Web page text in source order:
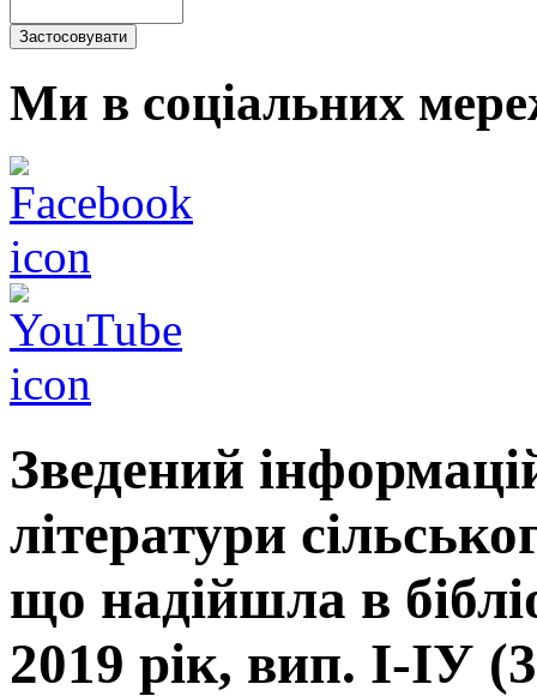
Ми в соціальних
Зведений
літератури
що надійшла в
2019 рік, вип. І-ІУ